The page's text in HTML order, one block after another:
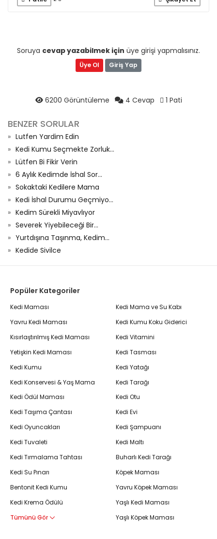
Soruya cevap yazabilmek için üye girişi yapmalısınız.
Üye Ol Giriş Yap
6200 Görüntüleme 4 Cevap 1 Pati
BENZER SORULAR
Lutfen Yardim Edin
Kedi Kumu Seçmekte Zorluk...
Lütfen Bi Fikir Verin
6 Aylık Kedimde İshal Sor...
Sokaktaki Kedilere Mama
Kedi İshal Durumu Geçmiyo...
Kedim Sürekli Miyavlıyor
Severek Yiyebileceği Bir...
Yurtdışına Taşınma, Kedim...
Kedide Sivilce
Popüler Kategoriler
Kedi Maması
Yavru Kedi Maması
Kısırlaştırılmış Kedi Maması
Yetişkin Kedi Maması
Kedi Kumu
Kedi Konservesi & Yaş Mama
Kedi Ödül Maması
Kedi Taşıma Çantası
Kedi Oyuncakları
Kedi Tuvaleti
Kedi Tırmalama Tahtası
Kedi Su Pınarı
Bentonit Kedi Kumu
Kedi Krema Ödülü
Tümünü Gör
Kedi Mama ve Su Kabı
Kedi Kumu Koku Giderici
Kedi Vitamini
Kedi Tasması
Kedi Yatağı
Kedi Tarağı
Kedi Otu
Kedi Evi
Kedi Şampuanı
Kedi Maltı
Buharlı Kedi Tarağı
Köpek Maması
Yavru Köpek Maması
Yaşlı Kedi Maması
Yaşlı Köpek Maması